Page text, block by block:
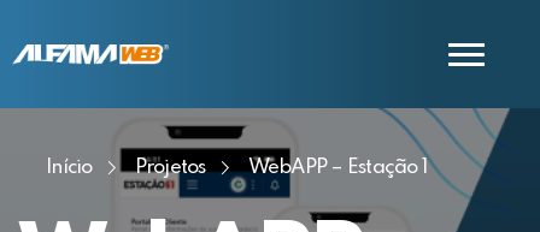
COMERCIAL
SUPORTE
Início Projetos WebAPP – Estação 1